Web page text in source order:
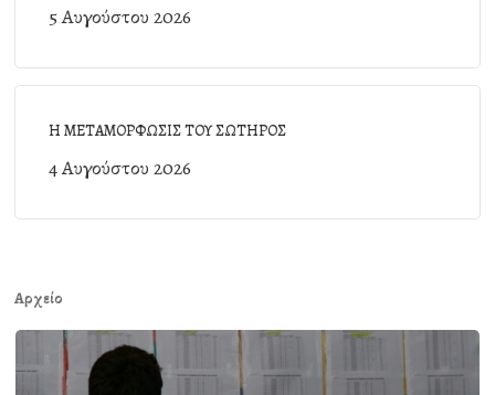
5 Αυγούστου 2026
Η ΜΕΤΑΜΟΡΦΩΣΙΣ ΤΟΥ ΣΩΤΗΡΟΣ
4 Αυγούστου 2026
Αρχείο